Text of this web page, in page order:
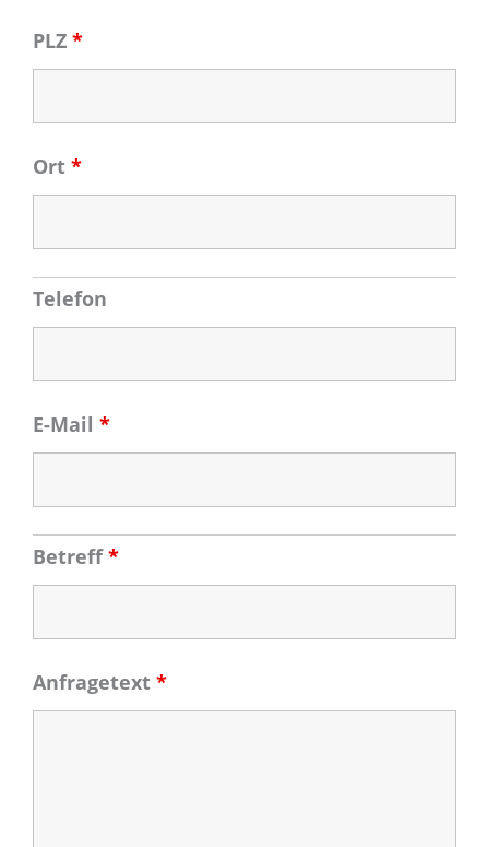
PLZ *
Ort *
Telefon
E-Mail *
Betreff*
Anfragetext *